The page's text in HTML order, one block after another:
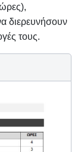
διερευνήσουν
τους.